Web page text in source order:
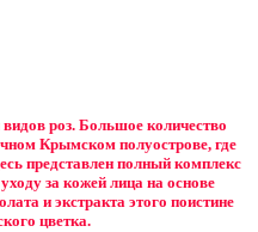
роз. Большое количество
Крымском полуострове, где
представлен полный комплекс
за кожей лица на основе
и экстракта этого поистине
цветка.